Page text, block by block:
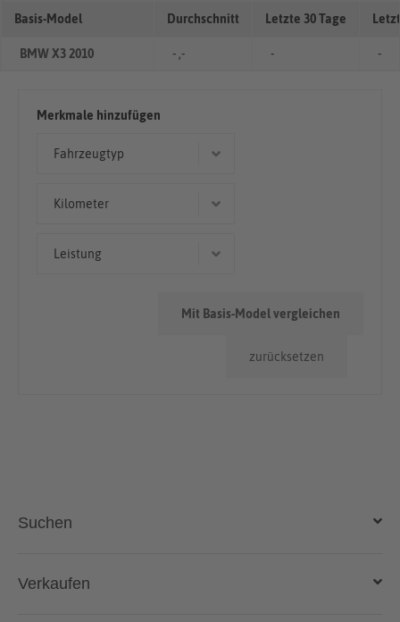
Basis-Model Durchschnitt Letzte 30 Tage
BMW X3 2010 - ,- - -
Merkmale hinzufügen
Fahrzeugtyp
Kilometer
Leistung
zurücksetzen
Mit Basis-Model vergleichen
Suchen
Auto kaufen
Verkaufen